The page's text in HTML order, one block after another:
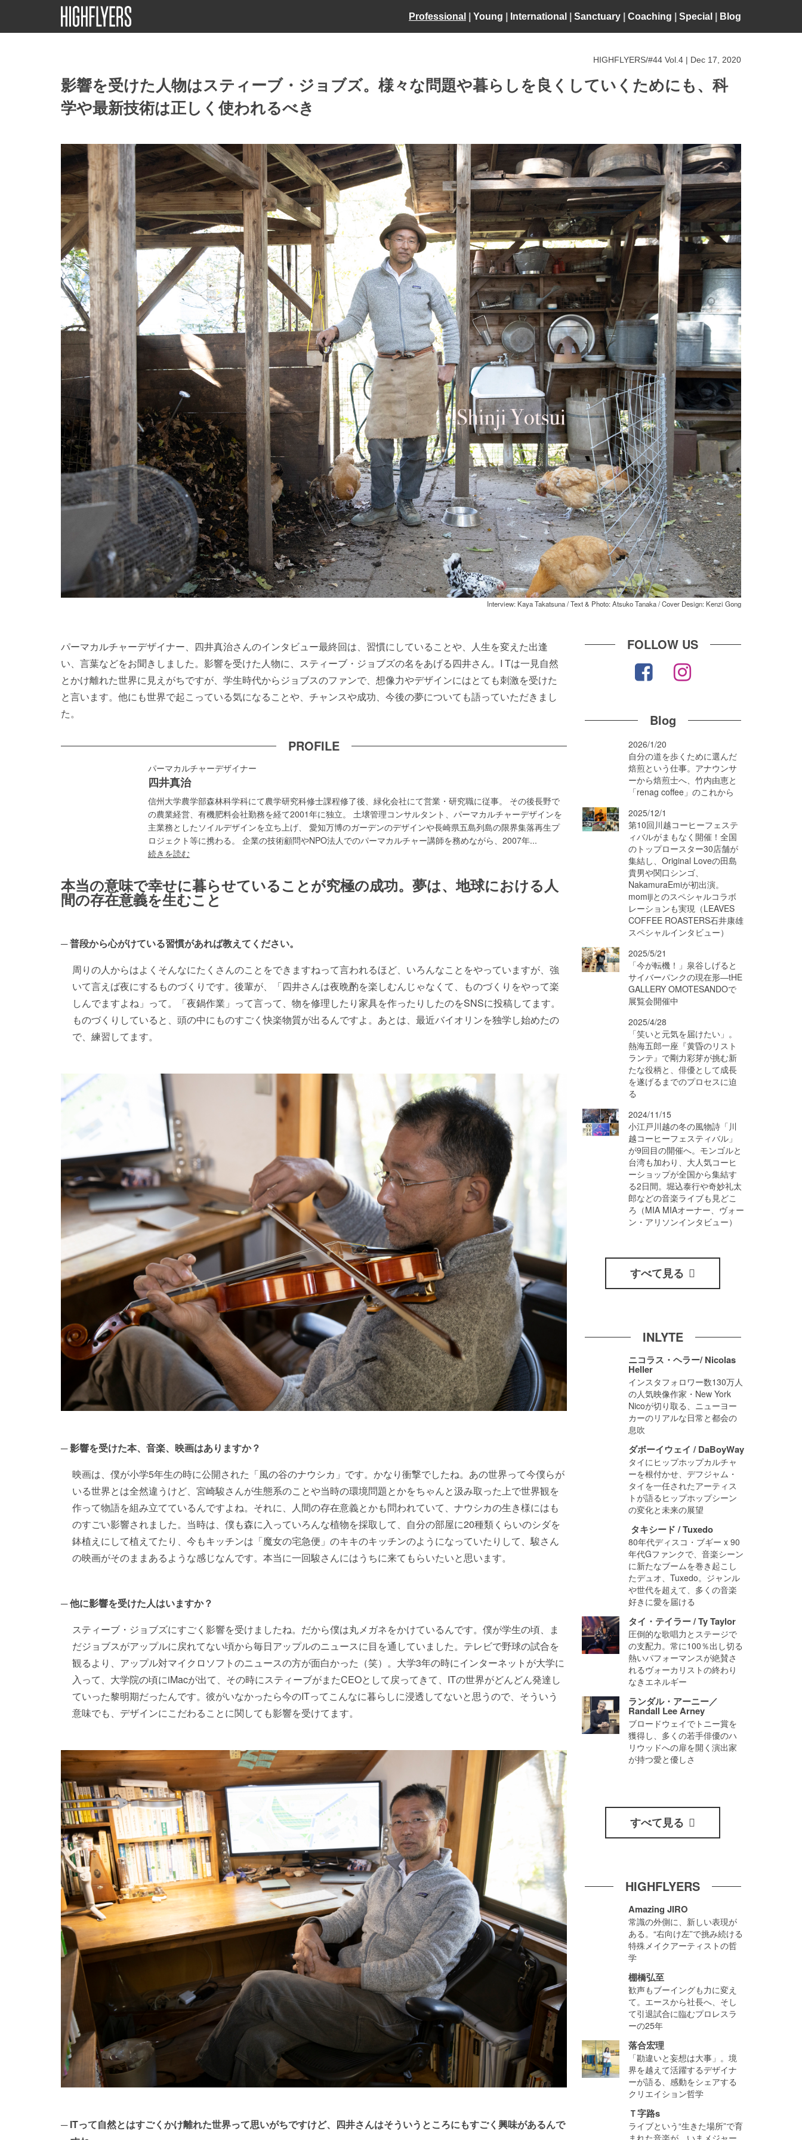
Professional Young International Sanctuary Coaching Special Blog
HIGHFLYERS/#44 Vol.4 | Dec 17, 2020
影響を受けた人物はスティーブ・ジョブズ。様々な問題や暮らしを良くしていくためにも、科
学や最新技術は正しく使われるべき
Interview: Kaya Takatsuna / Text & Photo: Atsuko Tanaka / Cover Design: Kenzi Gong
パーマカルチャーデザイナー、四井真治さんのインタビュー最終回は、習慣にしていることや、人生を変えた出逢
い、言葉などをお聞きしました。影響を受けた人物に、スティーブ・ジョブズの名をあげる四井さん。I Tは一見自然
とかけ離れた世界に見えがちですが、学生時代からジョブスのファンで、想像力やデザインにはとても刺激を受けた
と言います。他にも世界で起こっている気になることや、チャンスや成功、今後の夢についても語っていただきまし
た。
PROFILE
パーマカルチャーデザイナー
四井真治
信州大学農学部森林科学科にて農学研究科修士課程修了後、緑化会社にて営業・研究職に従事。 その後長野で
の農業経営、有機肥料会社勤務を経て2001年に独立。 土壌管理コンサルタント、パーマカルチャーデザインを
主業務としたソイルデザインを立ち上げ、 愛知万博のガーデンのデザインや長崎県五島列島の限界集落再生プ
ロジェクト等に携わる。 企業の技術顧問やNPO法人でのパーマカルチャー講師を務めながら、2007年...
続きを読む
本当の意味で幸せに暮らせていることが究極の成功。夢は、地球における人
間の存在意義を生むこと
普段から心がけている習慣があれば教えてください。
周りの人からはよくそんなにたくさんのことをできますねって言われるほど、いろんなことをやっていますが、強
いて言えば夜にするものづくりです。後輩が、「四井さんは夜晩酌を楽しむんじゃなくて、ものづくりをやって楽
しんでますよね」って。「夜鍋作業」って言って、物を修理したり家具を作ったりしたのをSNSに投稿してます。
ものづくりしていると、頭の中にものすごく快楽物質が出るんですよ。あとは、最近バイオリンを独学し始めたの
で、練習してます。
影響を受けた本、音楽、映画はありますか？
映画は、僕が小学5年生の時に公開された「風の谷のナウシカ」です。かなり衝撃でしたね。あの世界って今僕らが
いる世界とは全然違うけど、宮崎駿さんが生態系のことや当時の環境問題とかをちゃんと汲み取った上で世界観を
作って物語を組み立てているんですよね。それに、人間の存在意義とかも問われていて、ナウシカの生き様にはも
のすごい影響されました。当時は、僕も森に入っていろんな植物を採取して、自分の部屋に20種類くらいのシダを
鉢植えにして植えてたり、今もキッチンは「魔女の宅急便」のキキのキッチンのようになっていたりして、駿さん
の映画がそのままあるような感じなんです。本当に一回駿さんにはうちに来てもらいたいと思います。
他に影響を受けた人はいますか？
スティーブ・ジョブズにすごく影響を受けましたね。だから僕は丸メガネをかけているんです。僕が学生の頃、ま
だジョブスがアップルに戻れてない頃から毎日アップルのニュースに目を通していました。テレビで野球の試合を
観るより、アップル対マイクロソフトのニュースの方が面白かった（笑）。大学3年の時にインターネットが大学に
入って、大学院の頃にiMacが出て、その時にスティーブがまたCEOとして戻ってきて、ITの世界がどんどん発達し
ていった黎明期だったんです。彼がいなかったら今のITってこんなに暮らしに浸透してないと思うので、そういう
意味でも、デザインにこだわることに関しても影響を受けてます。
ITって自然とはすごくかけ離れた世界って思いがちですけど、四井さんはそういうところにもすごく興味があるんで
FOLLOW US
Blog
2026/1/20
自分の道を歩くために選んだ
焙煎という仕事。アナウンサ
ーから焙煎士へ、竹内由恵と
「renag coffee」のこれから
2025/12/1
第10回川越コーヒーフェステ
ィバルがまもなく開催！全国
のトップロースター30店舗が
集結し、Original Loveの田島
貴男や関口シンゴ、
NakamuraEmiが初出演。
momijiとのスペシャルコラボ
レーションも実現（LEAVES
COFFEE ROASTERS石井康雄
スペシャルインタビュー）
2025/5/21
「今が転機！」泉谷しげると
サイバーパンクの現在形―tHE
GALLERY OMOTESANDOで
展覧会開催中
2025/4/28
「笑いと元気を届けたい」。
熱海五郎一座『黄昏のリスト
ランテ』で剛力彩芽が挑む新
たな役柄と、俳優として成長
を遂げるまでのプロセスに迫
る
2024/11/15
小江戸川越の冬の風物詩「川
越コーヒーフェスティバル」
が9回目の開催へ。モンゴルと
台湾も加わり、大人気コーヒ
ーショップが全国から集結す
る2日間。堀込泰行や奇妙礼太
郎などの音楽ライブも見どこ
ろ（MIA MIAオーナー、ヴォー
ン・アリソンインタビュー）
すべて見る
INLYTE
ニコラス・ヘラー/ Nicolas
Heller
インスタフォロワー数130万人
の人気映像作家・New York
Nicoが切り取る、ニューヨー
カーのリアルな日常と都会の
息吹
ダボーイウェイ / DaBoyWay
タイにヒップホップカルチャ
ーを根付かせ、デフジャム・
タイを一任されたアーティス
トが語るヒップホップシーン
の変化と未来の展望
タキシード / Tuxedo
80年代ディスコ・ブギー x 90
年代Gファンクで、音楽シーン
に新たなブームを巻き起こし
たデュオ、Tuxedo。ジャンル
や世代を超えて、多くの音楽
好きに愛を届ける
タイ・テイラー / Ty Taylor
圧倒的な歌唱力とステージで
の支配力。常に100％出し切る
熱いパフォーマンスが絶賛さ
れるヴォーカリストの終わり
なきエネルギー
ランダル・アーニー／
Randall Lee Arney
ブロードウェイでトニー賞を
獲得し、多くの若手俳優のハ
リウッドへの扉を開く演出家
が持つ愛と優しさ
すべて見る
HIGHFLYERS
Amazing JIRO
常識の外側に、新しい表現が
ある。“右向け左”で挑み続ける
特殊メイクアーティストの哲
学
棚橋弘至
歓声もブーイングも力に変え
て。エースから社長へ、そし
て引退試合に臨むプロレスラ
ーの25年
落合宏理
「勘違いと妄想は大事」。境
界を越えて活躍するデザイナ
ーが語る、感動をシェアする
クリエイション哲学
Ｔ字路s
ライブという“生きた場所”で育
まれた音楽が、いまメジャー